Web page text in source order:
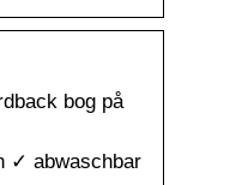
bog på
✓ abwaschbar